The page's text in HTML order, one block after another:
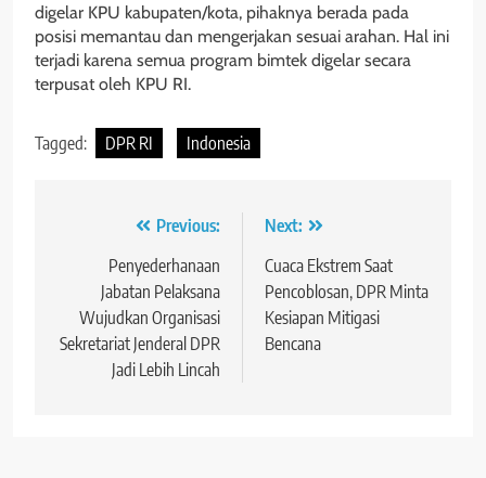
digelar KPU kabupaten/kota, pihaknya berada pada
posisi memantau dan mengerjakan sesuai arahan. Hal ini
terjadi karena semua program bimtek digelar secara
terpusat oleh KPU RI.
Tagged: DPR RI Indonesia
Navigasi Previous:
Penyederhanaan
Jabatan Pelaksana
Wujudkan Organisasi
Sekretariat Jenderal DPR
Jadi Lebih Lincah
Next:
Cuaca Ekstrem Saat
Pencoblosan, DPR Minta
Kesiapan Mitigasi
Bencana